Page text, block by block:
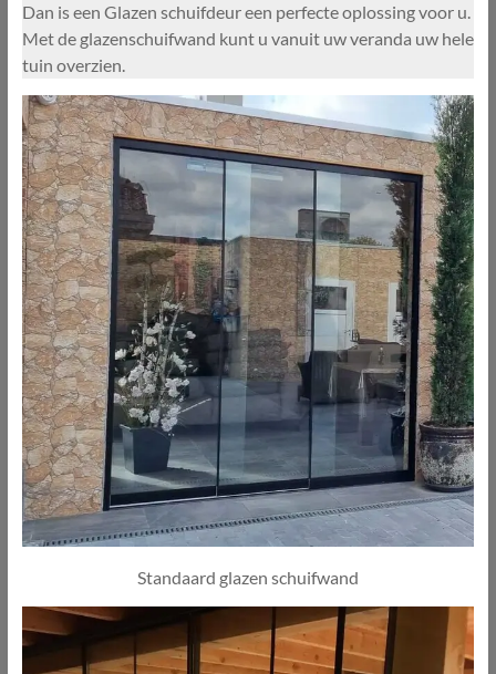
Dan is een Glazen schuifdeur een perfecte oplossing voor u.
Met de glazenschuifwand kunt u vanuit uw veranda uw hele
tuin overzien.
Standaard glazen schuifwand